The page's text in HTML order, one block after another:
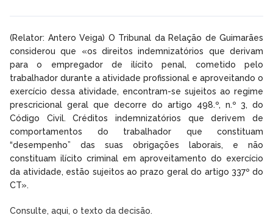
(Relator: Antero Veiga) O Tribunal da Relação de Guimarães
considerou que «os direitos indemnizatórios que derivam
para o empregador de ilícito penal, cometido pelo
trabalhador durante a atividade profissional e aproveitando o
exercício dessa atividade, encontram-se sujeitos ao regime
prescricional geral que decorre do artigo 498.º, n.º 3, do
Código Civil. Créditos indemnizatórios que derivem de
comportamentos do trabalhador que constituam
“desempenho” das suas obrigações laborais, e não
constituam ilícito criminal em aproveitamento do exercício
da atividade, estão sujeitos ao prazo geral do artigo 337º do
CT».
Consulte, aqui, o texto da decisão.